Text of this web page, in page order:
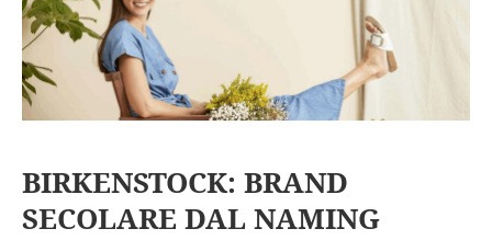
BIRKENSTOCK: BRAND
SECOLARE DAL NAMING